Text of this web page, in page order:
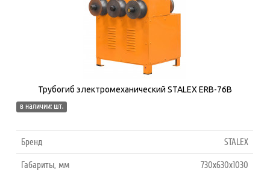
Трубогиб электромеханический STALEX ERB-76B
в наличии: шт.
Бренд STALEX
Габариты, мм 730x630x1030